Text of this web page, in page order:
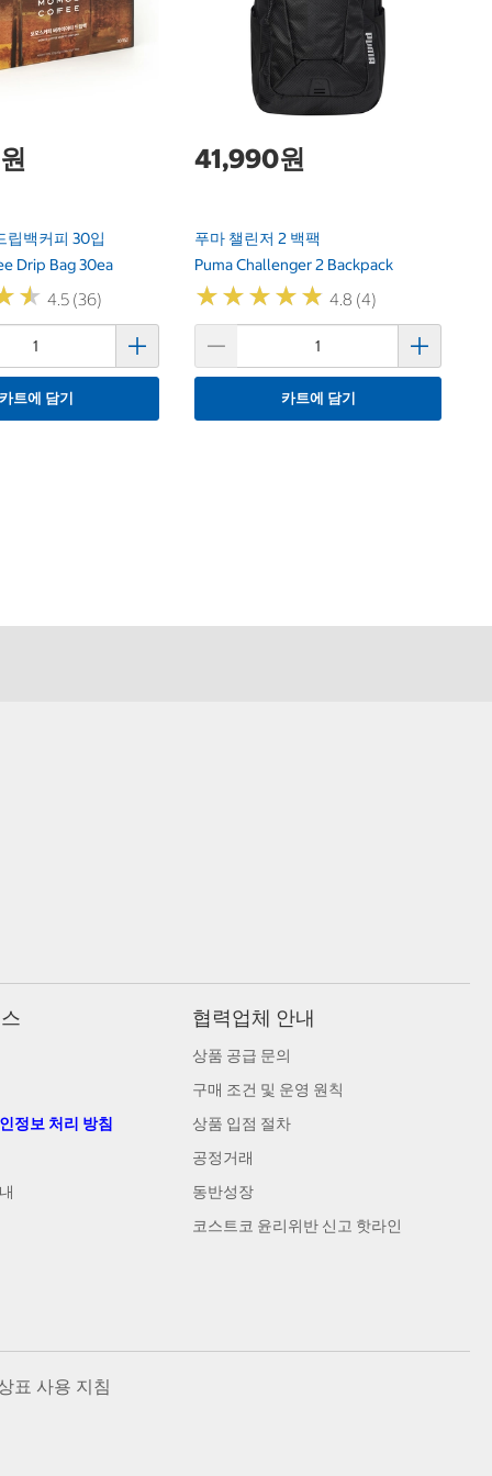
립백커피 30입
Drip Bag 30ea
★
★ 4.5 (36)
트에 담기
41,990원
푸마 챌린저 2 백팩
Puma Challenger 2 Backpack
★★★★★
★★★★★ 4.8 (4)
카트에 담기
정보 처리 방침
협력업체 안내
상품 공급 문의
구매 조건 및 운영 원칙
상품 입점 절차
공정거래
동반성장
코스트코 윤리위반 신고 핫라인
표 사용 지침